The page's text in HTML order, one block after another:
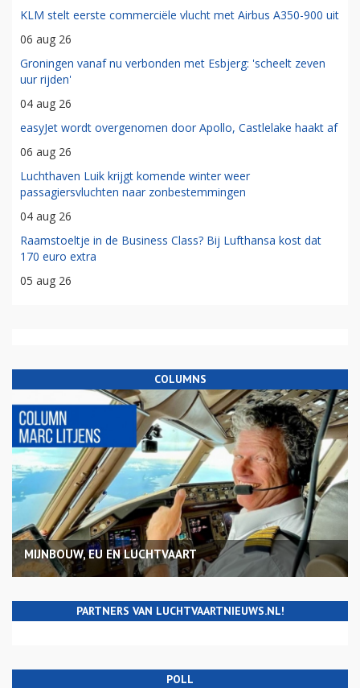
KLM stelt eerste commerciële vlucht met Airbus A350-900 uit
06 aug 26
Groningen vanaf nu verbonden met Esbjerg: 'scheelt zeven
uur rijden'
04 aug 26
easyJet wordt overgenomen door Apollo, Castlelake haakt af
06 aug 26
Luchthaven Luik krijgt komende winter weer
passagiersvluchten naar zonbestemmingen
04 aug 26
Raamstoeltje in de Business Class? Bij Lufthansa kost dat
170 euro extra
05 aug 26
COLUMNS
MIJNBOUW, EU EN LUCHTVAART
PARTNERS VAN LUCHTVAARTNIEUWS.NL!
POLL